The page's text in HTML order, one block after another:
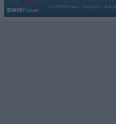
Par BMWPower
Kontakti